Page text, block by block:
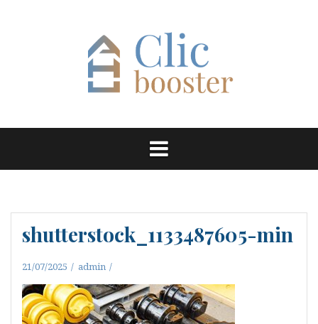
shutterstock_1133487605-min
21/07/2025 admin